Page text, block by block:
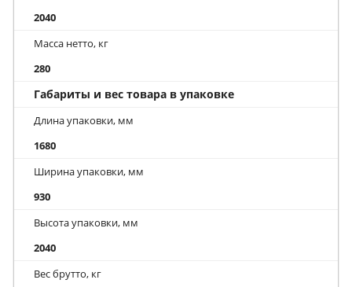
2040
Масса нетто, кг
280
Габариты и вес товара в упаковке
Длина упаковки, мм
1680
Ширина упаковки, мм
930
Высота упаковки, мм
2040
Вес брутто, кг